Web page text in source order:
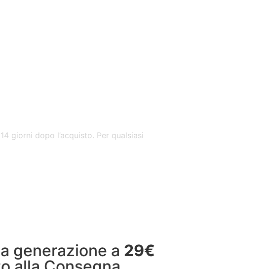
giorni dopo l’acquisto. Per qualsiasi
generazione a 29€